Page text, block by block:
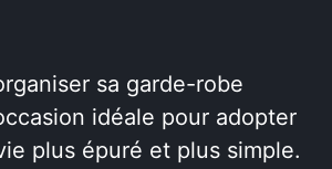
sa garde-robe
idéale pour adopter
plus épuré et plus simple.